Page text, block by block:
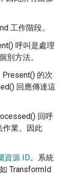
工作階段。
呼叫是處理
別方法。
Present() 的次
回應傳達這
回呼
作業。因此
資源 ID。系統
TransformId